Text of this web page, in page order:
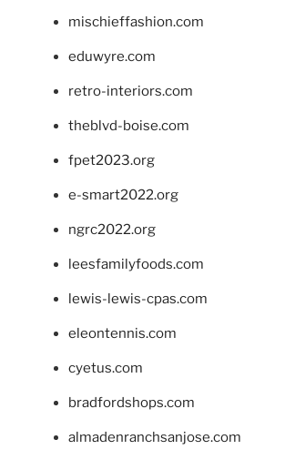
mischieffashion.com
eduwyre.com
retro-interiors.com
theblvd-boise.com
fpet2023.org
e-smart2022.org
ngrc2022.org
leesfamilyfoods.com
lewis-lewis-cpas.com
eleontennis.com
cyetus.com
bradfordshops.com
almadenranchsanjose.com